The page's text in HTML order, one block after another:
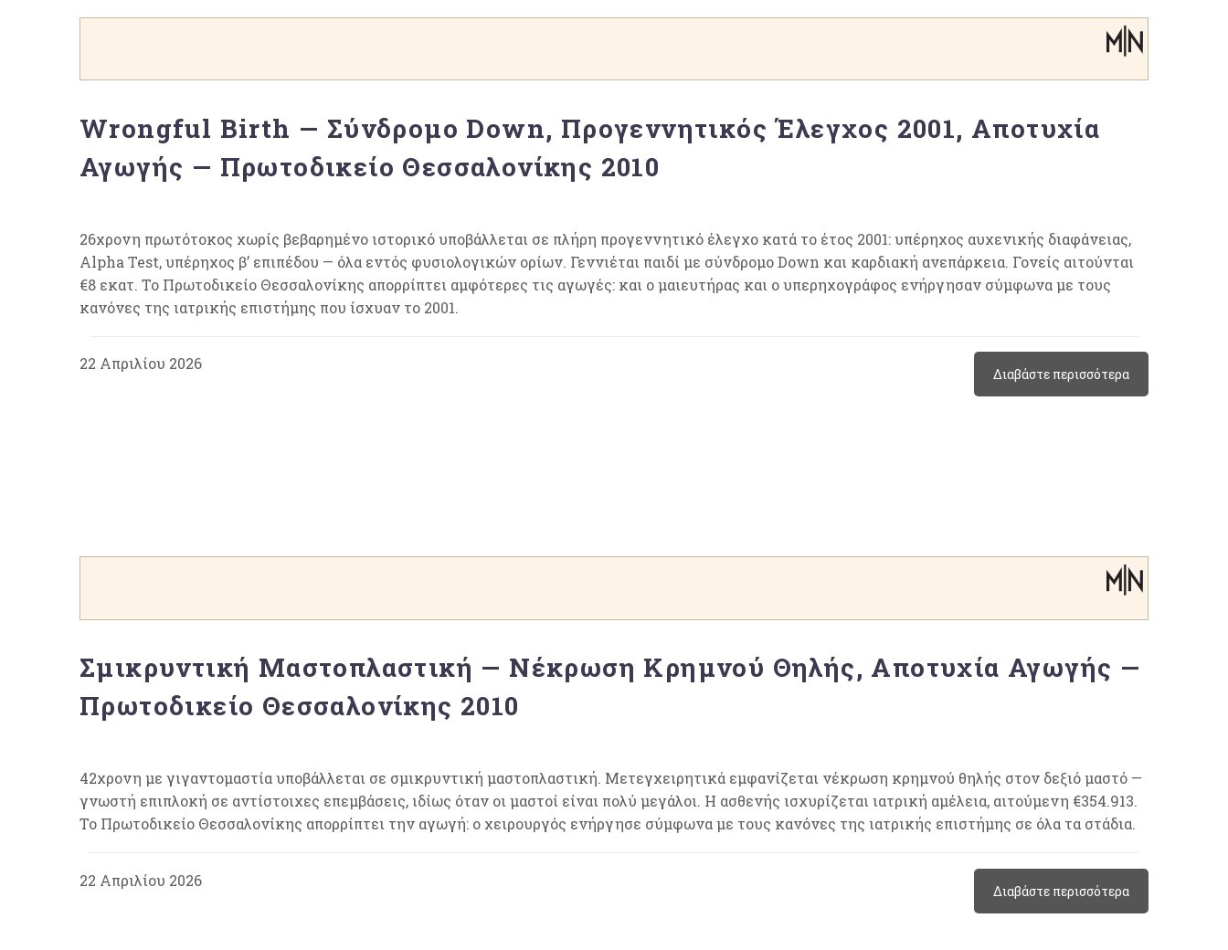
Wrongful Birth — Σύνδρομο Down, Προγεννητικός Έλεγχος 2001, Αποτυχία
Αγωγής — Πρωτοδικείο Θεσσαλονίκης 2010
26χρονη πρωτότοκος χωρίς βεβαρημένο ιστορικό υποβάλλεται σε πλήρη προγεννητικό έλεγχο κατά το έτος 2001: υπέρηχος αυχενικής διαφάνειας,
Alpha Test, υπέρηχος β’ επιπέδου — όλα εντός φυσιολογικών ορίων. Γεννιέται παιδί με σύνδρομο Down και καρδιακή ανεπάρκεια. Γονείς αιτούνται
€8 εκατ. Το Πρωτοδικείο Θεσσαλονίκης απορρίπτει αμφότερες τις αγωγές: και ο μαιευτήρας και ο υπερηχογράφος ενήργησαν σύμφωνα με τους
κανόνες της ιατρικής επιστήμης που ίσχυαν το 2001.
22 Απριλίου 2026
Διαβάστε περισσότερα
Σμικρυντική Μαστοπλαστική — Νέκρωση Κρημνού Θηλής, Αποτυχία Αγωγής —
Πρωτοδικείο Θεσσαλονίκης 2010
42χρονη με γιγαντομαστία υποβάλλεται σε σμικρυντική μαστοπλαστική. Μετεγχειρητικά εμφανίζεται νέκρωση κρημνού θηλής στον δεξιό μαστό —
γνωστή επιπλοκή σε αντίστοιχες επεμβάσεις, ιδίως όταν οι μαστοί είναι πολύ μεγάλοι. Η ασθενής ισχυρίζεται ιατρική αμέλεια, αιτούμενη €354.913.
Το Πρωτοδικείο Θεσσαλονίκης απορρίπτει την αγωγή: ο χειρουργός ενήργησε σύμφωνα με τους κανόνες της ιατρικής επιστήμης σε όλα τα στάδια.
22 Απριλίου 2026
Διαβάστε περισσότερα